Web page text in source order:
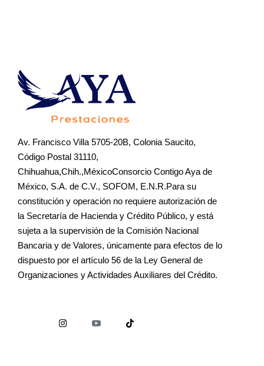
Av. Francisco Villa 5705-20B, Colonia Saucito,
Código Postal 31110,
Chihuahua,Chih.,MéxicoConsorcio Contigo Aya de
México, S.A. de C.V., SOFOM, E.N.R.Para su
constitución y operación no requiere autorización de
la Secretaría de Hacienda y Crédito Público, y está
sujeta a la supervisión de la Comisión Nacional
Bancaria y de Valores, únicamente para efectos de lo
dispuesto por el artículo 56 de la Ley General de
Organizaciones y Actividades Auxiliares del Crédito.